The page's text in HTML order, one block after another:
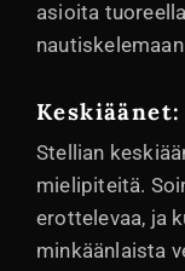
asioita
Keskiäänet:
Stellian
mielipiteitä.
erottelevaa, ja
minkäänlaista